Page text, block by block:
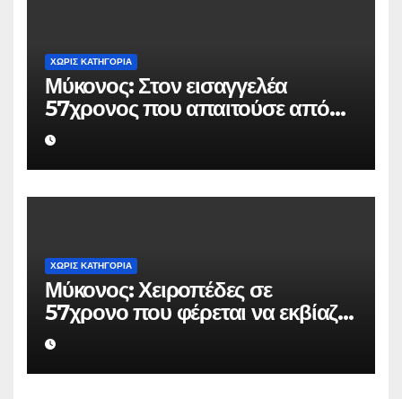
ΧΩΡΊΣ ΚΑΤΗΓΟΡΊΑ
Μύκονος: Στον εισαγγελέα
57χρονος που απαιτούσε από
επιχειρηματία 80.000 ευρώ για
να μην κάνει καταγγελίες σε
βάρος του
ΧΩΡΊΣ ΚΑΤΗΓΟΡΊΑ
Μύκονος: Χειροπέδες σε
57χρονο που φέρεται να εκβίαζε
επιχείρηση για να «θάψει»
ψευδείς καταγγελίες – Η παγίδα
που του έστησε η ΕΛ.ΑΣ.